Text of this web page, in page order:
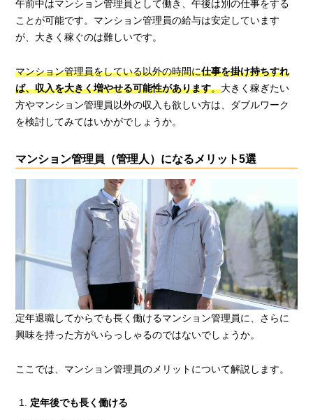
午前中はマンション管理員として働き、午後は別の仕事をする
ことが可能です。マンション管理員の給与は安定しています
が、大きく稼ぐのは難しいです。
マンション管理員をしている以外の時間に仕事を掛け持ちすれ
ば、収入を大きく増やせる可能性があります。大きく稼ぎたい
方やマンション管理員以外の収入も欲しい方は、ダブルワーク
を検討してみてはいかがでしょうか。
マンション管理員（管理人）になるメリット5選
定年退職してからでも長く働けるマンション管理員に、さらに
興味を持った方がいらっしゃるのではないでしょうか。
ここでは、マンション管理員のメリットについて解説します。
定年後でも長く働ける